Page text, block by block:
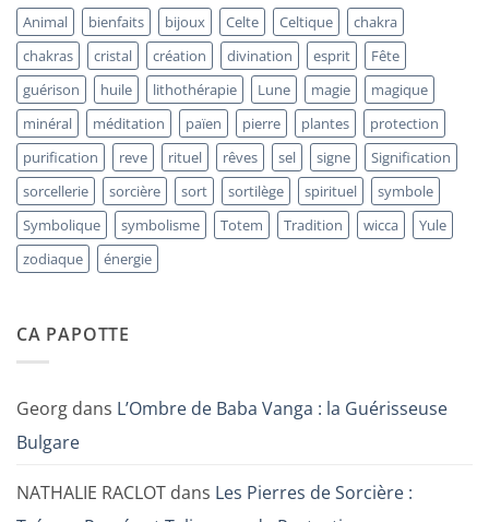
« Minerai
de
Paon »
Animal bienfaits bijoux Celte Celtique
chakra
chakras
cristal création divination esprit
Fête
guérison
huile lithothérapie Lune magie
magique
minéral
méditation païen pierre plantes
protection
purification
reve rituel rêves sel signe
Signification
sorcellerie
sorcière sort sortilège spirituel
symbole
Symbolique
symbolisme Totem Tradition wicca
Yule
zodiaque
énergie
CA PAPOTTE
Georg dans L’Ombre de Baba Vanga : la Guérisseuse
Bulgare
NATHALIE RACLOT dans Les Pierres de Sorcière :